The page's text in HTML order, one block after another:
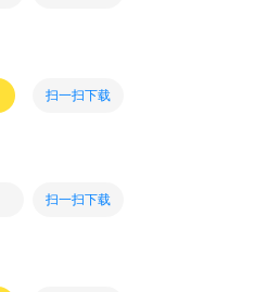
扫一扫下载
扫一扫下载